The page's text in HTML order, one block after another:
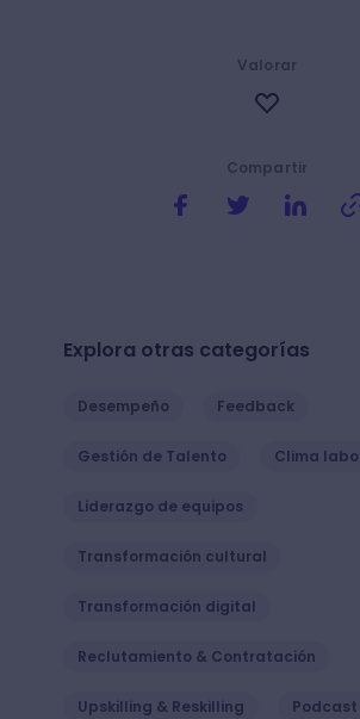
Compartir
Valorar
Explora otras categorías
Desempeño Feedback
Gestión de Talento Clima
Liderazgo de equipos
Transformación cultural
Transformación digital
Reclutamiento & Contratación
Upskilling & Reskilling Podcast